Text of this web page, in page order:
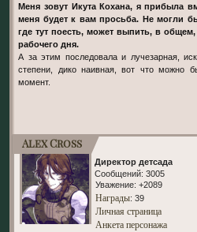
Меня зовут Икута Кохана, я прибыла
меня будет к вам просьба. Не могли
где тут поесть, может выпить, в
рабочего дня.
А за этим последовала и лучезарная,
степени, дико наивная, вот что можно
момент.
Alex Cross
Директор детсада
Сообщений: 3005
Уважение: +2089
Награды: 39
Личная страница
Анкета персонажа